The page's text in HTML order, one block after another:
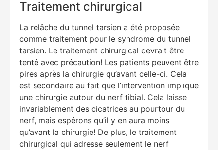
Traitement chirurgical
La relâche du tunnel tarsien a été proposée
comme traitement pour le syndrome du tunnel
tarsien. Le traitement chirurgical devrait être
tenté avec précaution! Les patients peuvent être
pires après la chirurgie qu’avant celle-ci. Cela
est secondaire au fait que l’intervention implique
une chirurgie autour du nerf tibial. Cela laisse
invariablement des cicatrices au pourtour du
nerf, mais espérons qu’il y en aura moins
qu’avant la chirurgie! De plus, le traitement
chirurgical qui adresse seulement le nerf